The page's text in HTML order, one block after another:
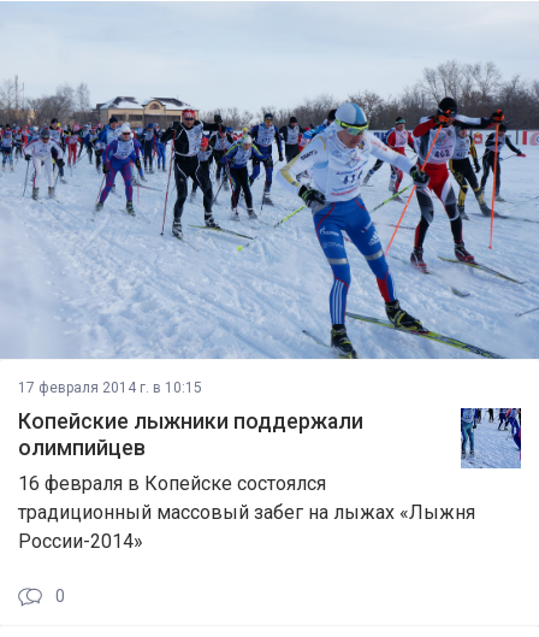
17 февраля 2014 г. в 10:15
Копейские лыжники поддержали
олимпийцев
16 февраля в Копейске состоялся
традиционный массовый забег на лыжах «Лыжня
России-2014»
0